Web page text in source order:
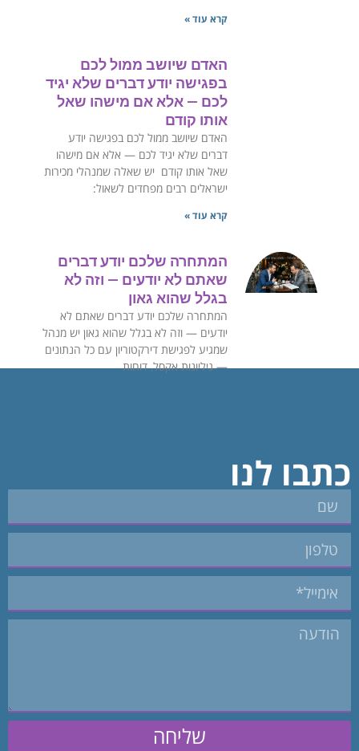
קרא עוד »
האדם שיושב ממול לכם
בפגישה יודע דברים שלא יגיד
לכם — אלא אם מישהו שאל
אותו קודם
האדם שיושב ממול לכם בפגישה יודע
דברים שלא יגיד לכם — אלא אם מישהו
שאל אותו קודם ‏יש שאלה שמנהלי מכירות
ישראלים רבים מפחדים לשאול:
קרא עוד »
המתחרה שלכם יודע דברים
שאתם לא יודעים — וזה לא
בגלל שהוא גאון
המתחרה שלכם יודע דברים שאתם לא
יודעים — וזה לא בגלל שהוא גאון ‏יש מנהל
שמגיע לפגישת דירקטוריון עם כל הנתונים
— גיליונות אקסל, דוחות
כתבו לנו
שליחה